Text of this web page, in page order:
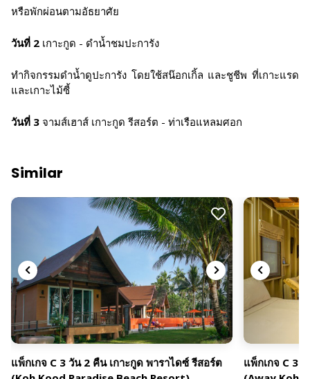
หรือพักผ่อนตามอัธยาศัย
วันที่ 2 เกาะกูด - ดำน้ำชมปะการัง
ทำกิจกรรมดำน้ำดูปะการัง โดยใช้สน๊อกเกิ้ล และชูชีพ ที่เกาะแรด
และเกาะไม้ซี้
วันที่ 3 จามส์เฮาส์ เกาะกูด รีสอร์ต - ท่าเรือแหลมศอก
Similar
แพ็กเกจ C 3 วัน 2 คืน เกาะกูด พาราไดซ์ รีสอร์ต
แพ็กเกจ C 3